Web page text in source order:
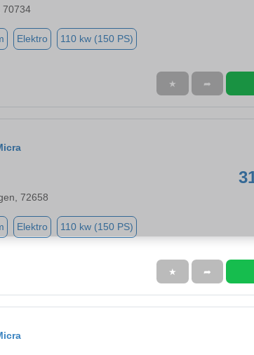
70734
Elektro 110 kw (150 PS)
★ ➦
72658
Elektro 110 kw (150 PS)
★ ➦